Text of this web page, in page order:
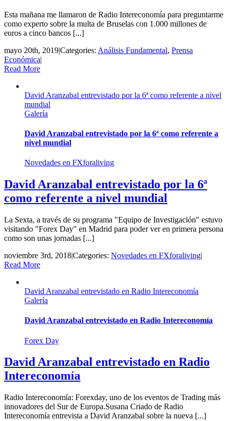
Esta mañana me llamaron de Radio Intereconomía para preguntarme
como experto sobre la multa de Bruselas con 1.000 millones de
euros a cinco bancos [...]
mayo 20th, 2019|Categories: Análisis Fundamental, Prensa
Económica|
Read More
David Aranzabal entrevistado por la 6ª como referente a nivel
mundial
Galería
David Aranzabal entrevistado por la 6ª como referente a
nivel mundial
Novedades en FXforaliving
David Aranzabal entrevistado por la 6ª
como referente a nivel mundial
La Sexta, a través de su programa "Equipo de Investigación" estuvo
visitando "Forex Day" en Madrid para poder ver en primera persona
como son unas jornadas [...]
noviembre 3rd, 2018|Categories: Novedades en FXforaliving|
Read More
David Aranzabal entrevistado en Radio Intereconomía
Galería
David Aranzabal entrevistado en Radio Intereconomía
Forex Day
David Aranzabal entrevistado en Radio
Intereconomía
Radio Intereconomía: Forexday, uno de los eventos de Trading más
innovadores del Sur de Europa.Susana Criado de Radio
Intereconomía entrevista a David Aranzabal sobre la nueva [...]